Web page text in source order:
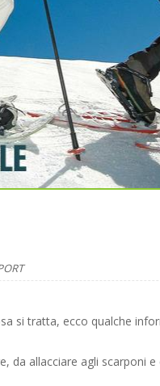
si tratta, ecco qualche
da allacciare agli scarponi